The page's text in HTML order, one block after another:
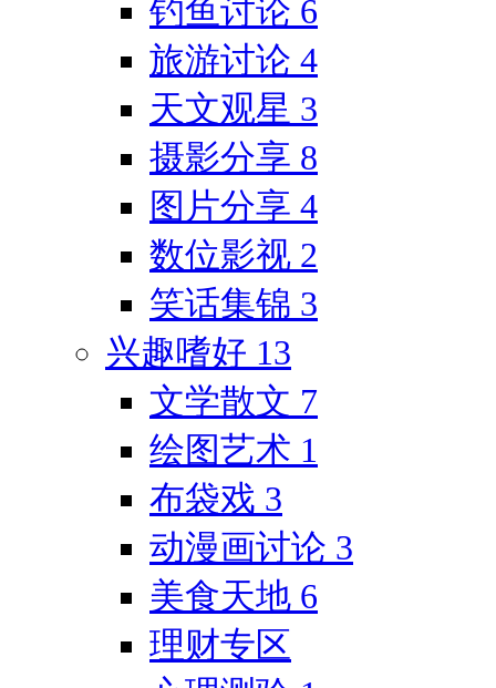
钓鱼讨论 6
旅游讨论 4
天文观星 3
摄影分享 8
图片分享 4
数位影视 2
笑话集锦 3
兴趣嗜好 13
文学散文 7
绘图艺术 1
布袋戏 3
动漫画讨论 3
美食天地 6
理财专区